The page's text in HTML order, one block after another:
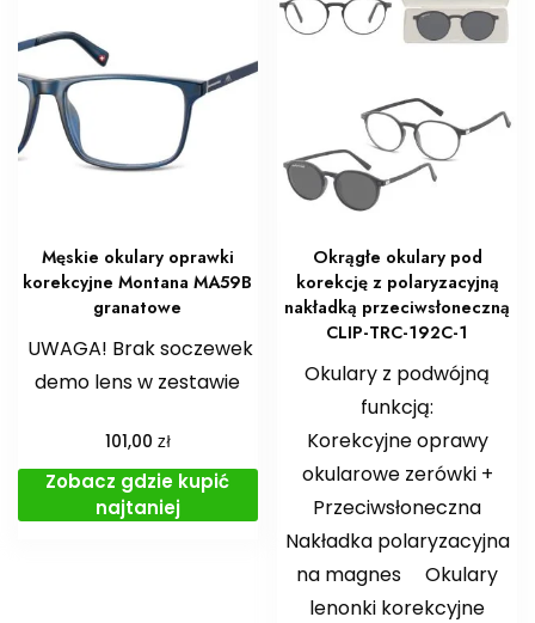
Męskie okulary oprawki
korekcyjne Montana MA59B
granatowe
UWAGA! Brak soczewek
demo lens w zestawie
101,00 zł
Zobacz gdzie kupić
najtaniej
Okrągłe okulary pod
korekcję z polaryzacyjną
nakładką przeciwsłoneczną
CLIP-TRC-192C-1
Okulary z podwójną
funkcją:
Korekcyjne oprawy
okularowe zerówki +
Przeciwsłoneczna
Nakładka polaryzacyjna
na magnes Okulary
lenonki korekcyjne